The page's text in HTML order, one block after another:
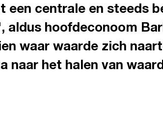
centrale en steeds
aldus hoofdeconoom
waar waarde zich
naar het halen van